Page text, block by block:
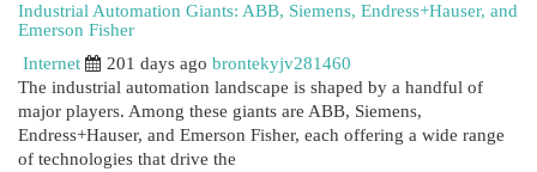
Industrial Automation Giants: ABB, Siemens, Endress+Hauser, and
Emerson Fisher
Internet
201 days ago brontekyjv281460
The industrial automation landscape is shaped by a handful of
major players. Among these giants are ABB, Siemens,
Endress+Hauser, and Emerson Fisher, each offering a wide range
of technologies that drive the